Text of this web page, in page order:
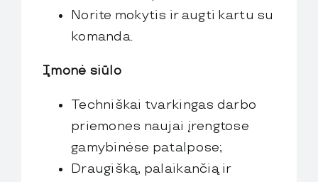
Norite mokytis ir augti kartu su
komanda.
Įmonė siūlo
Techniškai tvarkingas darbo
priemones naujai įrengtose
gamybinėse patalpose;
Draugišką, palaikančią ir